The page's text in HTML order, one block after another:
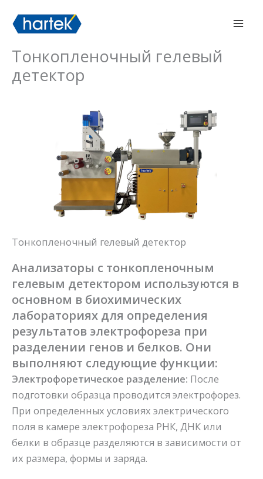
Тонкопленочный гелевый
детектор
Тонкопленочный гелевый детектор
Анализаторы с тонкопленочным
гелевым детектором используются в
основном в биохимических
лабораториях для определения
результатов электрофореза при
разделении генов и белков. Они
выполняют следующие функции:
Электрофоретическое разделение: После
подготовки образца проводится электрофорез.
При определенных условиях электрического
поля в камере электрофореза РНК, ДНК или
белки в образце разделяются в зависимости от
их размера, формы и заряда.